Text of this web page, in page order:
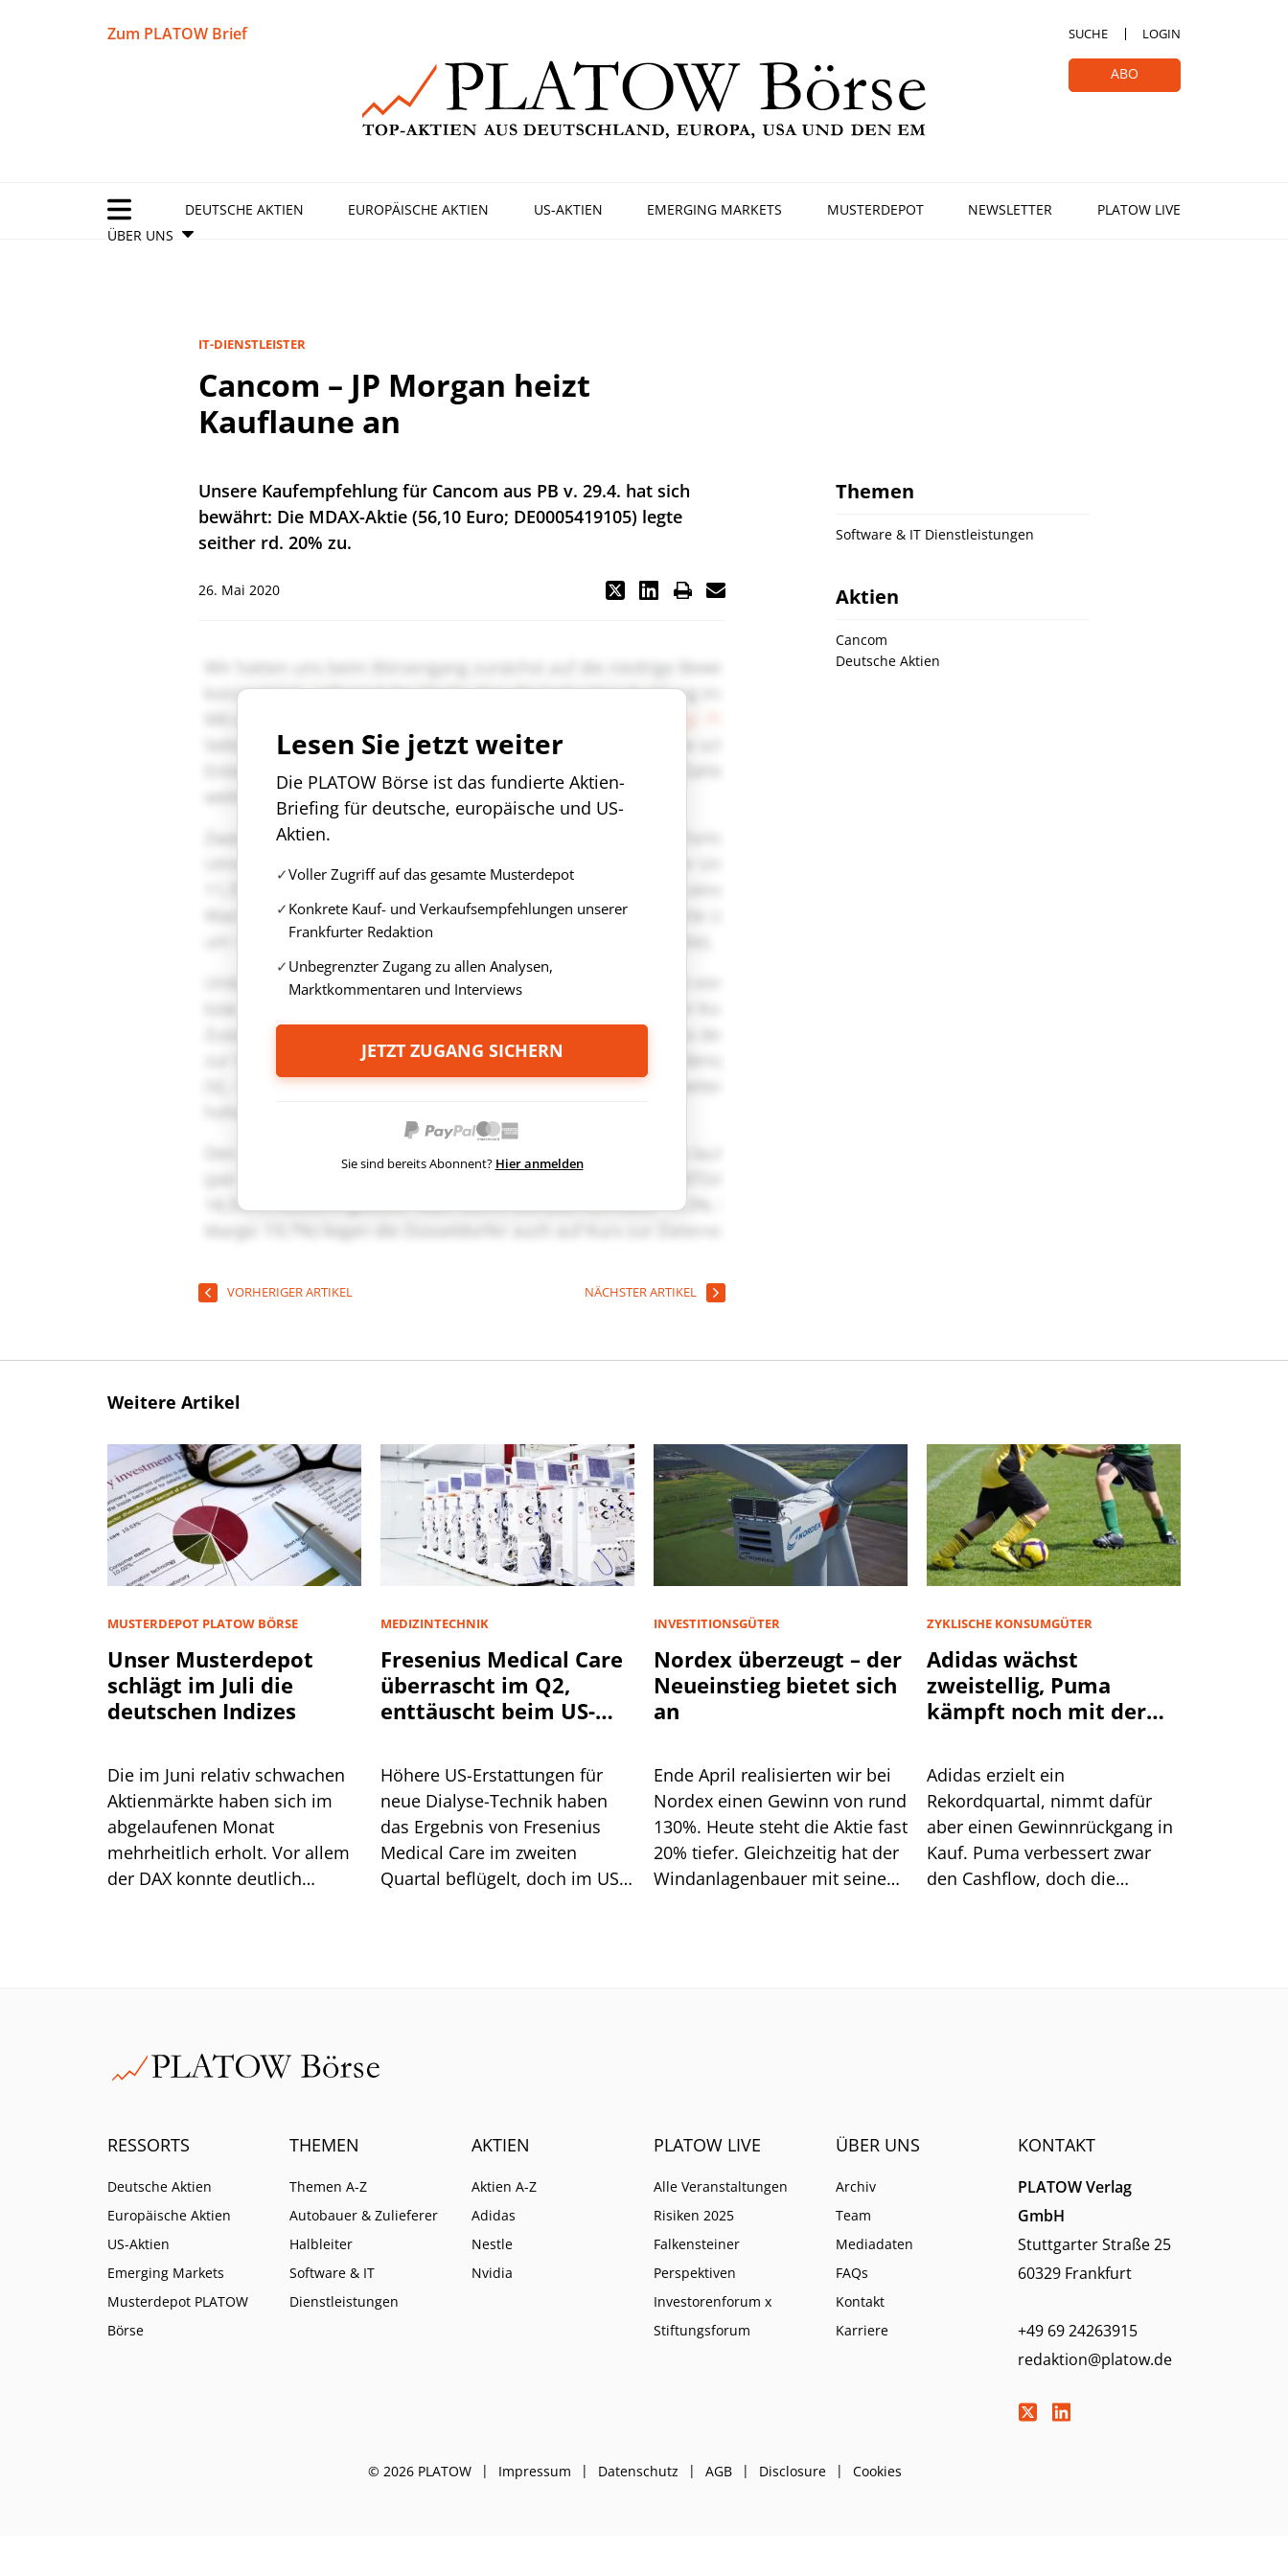
Zum PLATOW Brief SUCHE LOGIN
ABO
DEUTSCHE AKTIEN EUROPÄISCHE AKTIEN US-AKTIEN EMERGING MARKETS MUSTERDEPOT NEWSLETTER
PLATOW LIVE
ÜBER UNS
IT-DIENSTLEISTER
Cancom – JP Morgan heizt
Kauflaune an
Unsere Kaufempfehlung für Cancom aus PB v. 29.4. hat sich
bewährt: Die MDAX-Aktie (56,10 Euro; DE0005419105) legte
seither rd. 20% zu.
26. Mai 2020
Lesen Sie jetzt weiter
Die PLATOW Börse ist das fundierte Aktien-
Briefing für deutsche, europäische und US-
Aktien.
Voller Zugriff auf das gesamte Musterdepot
Konkrete Kauf- und Verkaufsempfehlungen unserer
Frankfurter Redaktion
Unbegrenzter Zugang zu allen Analysen,
Marktkommentaren und Interviews
JETZT ZUGANG SICHERN
Sie sind bereits Abonnent? Hier anmelden
VORHERIGER ARTIKEL NÄCHSTER ARTIKEL
Themen
Software & IT Dienstleistungen
Aktien
Cancom
Deutsche Aktien
Weitere Artikel
MUSTERDEPOT PLATOW BÖRSE
Unser Musterdepot
schlägt im Juli die
deutschen Indizes
Die im Juni relativ schwachen
Aktienmärkte haben sich im
abgelaufenen Monat
mehrheitlich erholt. Vor allem
der DAX konnte deutlich
MEDIZINTECHNIK
Fresenius Medical Care
überrascht im Q2,
enttäuscht beim US-
Höhere US-Erstattungen für
neue Dialyse-Technik haben
das Ergebnis von Fresenius
Medical Care im zweiten
Quartal beflügelt, doch im US-
INVESTITIONSGÜTER
Nordex überzeugt – der
Neueinstieg bietet sich
an
Ende April realisierten wir bei
Nordex einen Gewinn von rund
130%. Heute steht die Aktie fast
20% tiefer. Gleichzeitig hat der
Windanlagenbauer mit seinen
ZYKLISCHE KONSUMGÜTER
Adidas wächst
zweistellig, Puma
kämpft noch mit der
Adidas erzielt ein
Rekordquartal, nimmt dafür
aber einen Gewinnrückgang in
Kauf. Puma verbessert zwar
den Cashflow, doch die
RESSORTS
Deutsche Aktien
Europäische Aktien
US-Aktien
Emerging Markets
Musterdepot PLATOW
Börse
THEMEN
Themen A-Z
Autobauer & Zulieferer
Halbleiter
Software & IT
Dienstleistungen
AKTIEN
Aktien A-Z
Adidas
Nestle
Nvidia
PLATOW LIVE
Alle Veranstaltungen
Risiken 2025
Falkensteiner
Perspektiven
Investorenforum x
Stiftungsforum
ÜBER UNS
Archiv
Team
Mediadaten
FAQs
Kontakt
Karriere
KONTAKT
PLATOW Verlag
GmbH
Stuttgarter Straße 25
60329 Frankfurt
+49 69 24263915
redaktion@platow.de
© 2026 PLATOW Impressum Datenschutz AGB Disclosure Cookies